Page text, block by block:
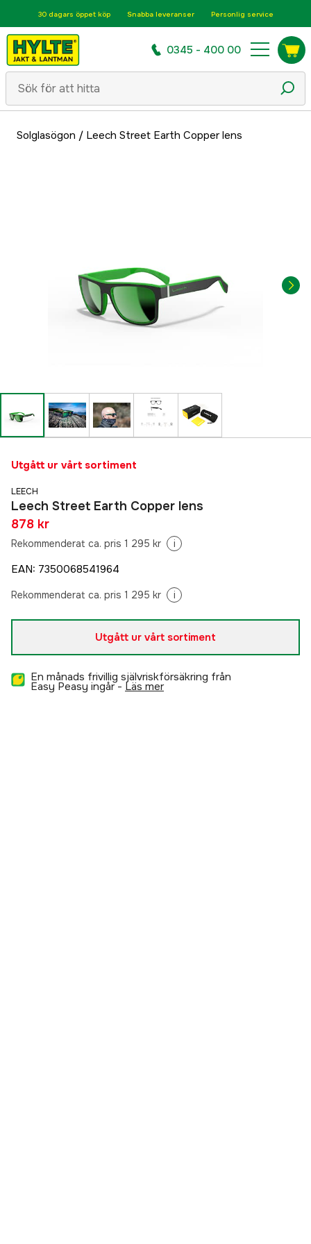
30 dagars öppet köp Snabba leveranser Personlig service
0345 - 400 00
Solglasögon / Leech Street Earth Copper lens
Utgått ur vårt sortiment
LEECH
Leech Street Earth Copper lens
878 kr
Rekommenderat ca. pris 1 295 kr i
EAN: 7350068541964
Rekommenderat ca. pris 1 295 kr i
Utgått ur vårt sortiment
En månads frivillig självriskförsäkring från
Easy Peasy ingår - läs mer